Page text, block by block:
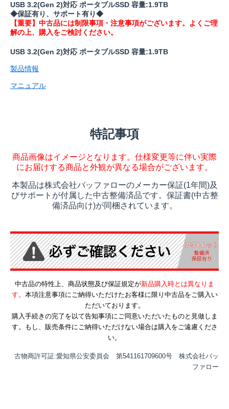
USB 3.2(Gen 2)対応 ポータブルSSD 容量:1.9TB
◆保証有り、サポート有り◆
【重要】中古品には制限事項・注意事項がございます。よくご理
解の上、購入をご検討ください。
USB 3.2(Gen 2)対応 ポータブルSSD 容量:1.9TB
製品情報
マニュアル
特記事項
商品画像はイメージとなります。仕様変更等に伴い実際
にお届けする商品と外観が異なる場合がございます。
本製品は株式会社バッファローのメーカー保証(1年間)及
びサポートが付属した中古整備済品です。保証書(中古整
備済品向け)が同梱されています。
中古品の特性上、商品状態及び保証規定が新品購入時とは異なりま
す。 本項注意事項にご納得いただけたお客様に限り中古品をご購入い
ただいております。
購入手続きの完了を以て告知事項にご同意いただいたものと見做しま
す。もし、販売条件にご納得いただけない場合は購入をご遠慮くださ
い。
古物商許可証:愛知県公安委員会 第541161709600号 株式会社バッ
ファロー